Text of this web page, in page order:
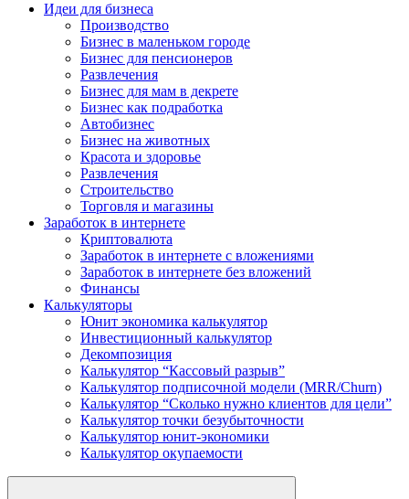
Идеи для бизнеса
Производство
Бизнес в маленьком городе
Бизнес для пенсионеров
Развлечения
Бизнес для мам в декрете
Бизнес как подработка
Автобизнес
Бизнес на животных
Красота и здоровье
Развлечения
Строительство
Торговля и магазины
Заработок в интернете
Криптовалюта
Заработок в интернете c вложениями
Заработок в интернете без вложений
Финансы
Калькуляторы
Юнит экономика калькулятор
Инвестиционный калькулятор
Декомпозиция
Калькулятор “Кассовый разрыв”
Калькулятор подписочной модели (MRR/Churn)
Калькулятор “Сколько нужно клиентов для цели”
Калькулятор точки безубыточности
Калькулятор юнит-экономики
Калькулятор окупаемости